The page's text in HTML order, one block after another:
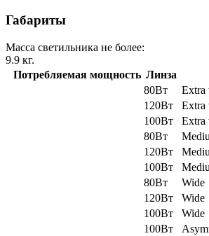
Габариты
Масса светильника не более:
9.9 кг.
Потребляемая мощность Линза
80Вт
Extra
120Вт
Extra
100Вт
Extra
80Вт
120Вт
100Вт
80Вт
Wide
120Вт
Wide
100Вт
Wide
100Вт